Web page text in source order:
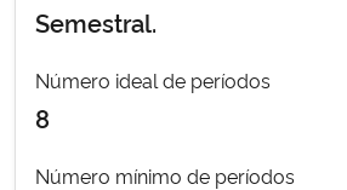
Ministério do Turismo
Ministério do Desenvolvimento Regional
Semestral.
Número ideal de períodos
8
Número mínimo de períodos